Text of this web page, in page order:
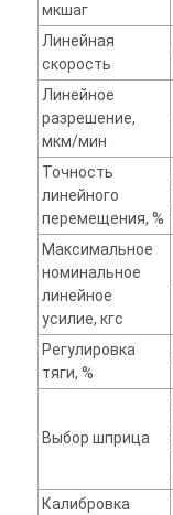
мкшаг
Линейная
скорость
Линейное
разрешение,
мкм/мин
Точность
линейного
перемещения, %
Максимальное
номинальное
линейное
усилие, кгс
Регулировка
тяги, %
Выбор шприца
Калибровка